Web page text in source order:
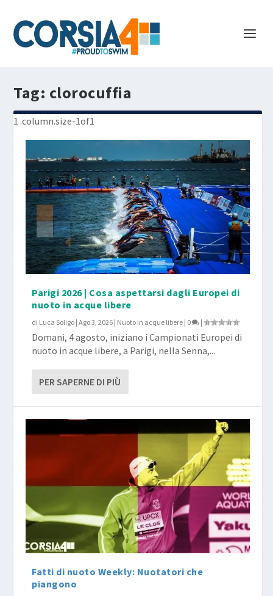
Tag: clorocuffia
Parigi 2026 | Cosa aspettarsi dagli Europei di
nuoto in acque libere
di Luca Soligo |Ago 3, 2026 | Nuoto in acque libere | 0 |
Domani, 4 agosto, iniziano i Campionati Europei di
nuoto in acque libere, a Parigi, nella Senna,...
PER SAPERNE DI PIÙ
Fatti di nuoto Weekly: Nuotatori che
piangono